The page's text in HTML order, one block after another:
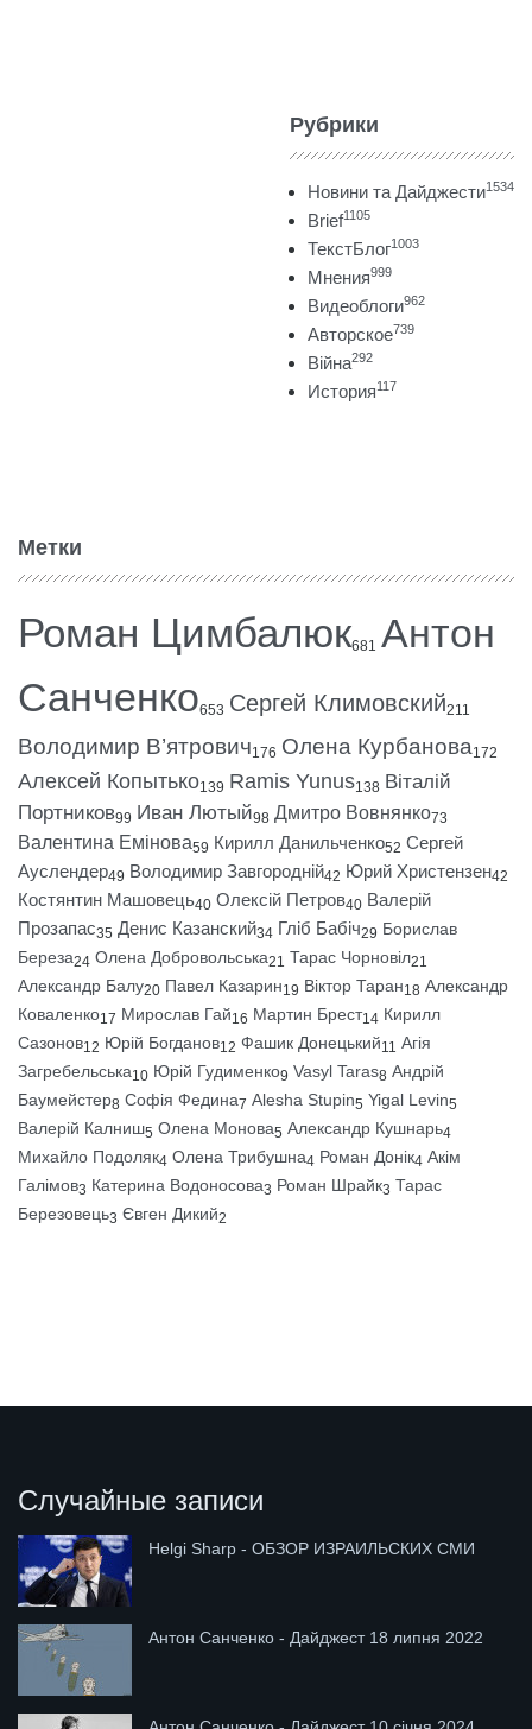
Рубрики
Новини та Дайджести1534
Brief1105
ТекстБлог1003
Мнения999
Видеоблоги962
Авторское739
Війна292
История117
Метки
Роман Цимбалюк681 Антон
Санченко653 Сергей Климовский211
Володимир В’ятрович176 Олена Курбанова172
Алексей Копытько139 Ramis Yunus138 Віталій
Портников99 Иван Лютый98 Дмитро Вовнянко73
Валентина Емінова59 Кирилл Данильченко52 Сергей
Ауслендер49 Володимир Завгородній42 Юрий Христензен42
Костянтин Машовець40 Олексій Петров40 Валерій
Прозапас35 Денис Казанский34 Гліб Бабіч29 Борислав
Береза24 Олена Добровольська21 Тарас Чорновіл21
Александр Балу20 Павел Казарин19 Віктор Таран18 Александр
Коваленко17 Мирослав Гай16 Мартин Брест14 Кирилл
Сазонов12 Юрій Богданов12 Фашик Донецький11 Агія
Загребельська10 Юрій Гудименко9 Vasyl Taras8 Андрій
Баумейстер8 Софія Федина7 Alesha Stupin5 Yigal Levin5
Валерій Калниш5 Олена Монова5 Александр Кушнарь4
Михайло Подоляк4 Олена Трибушна4 Роман Донік4 Акім
Галімов3 Катерина Водоносова3 Роман Шрайк3 Тарас
Березовець3 Євген Дикий2
Случайные записи
Helgi Sharp - ОБЗОР ИЗРАИЛЬСКИХ СМИ
Антон Санченко - Дайджест 18 липня 2022